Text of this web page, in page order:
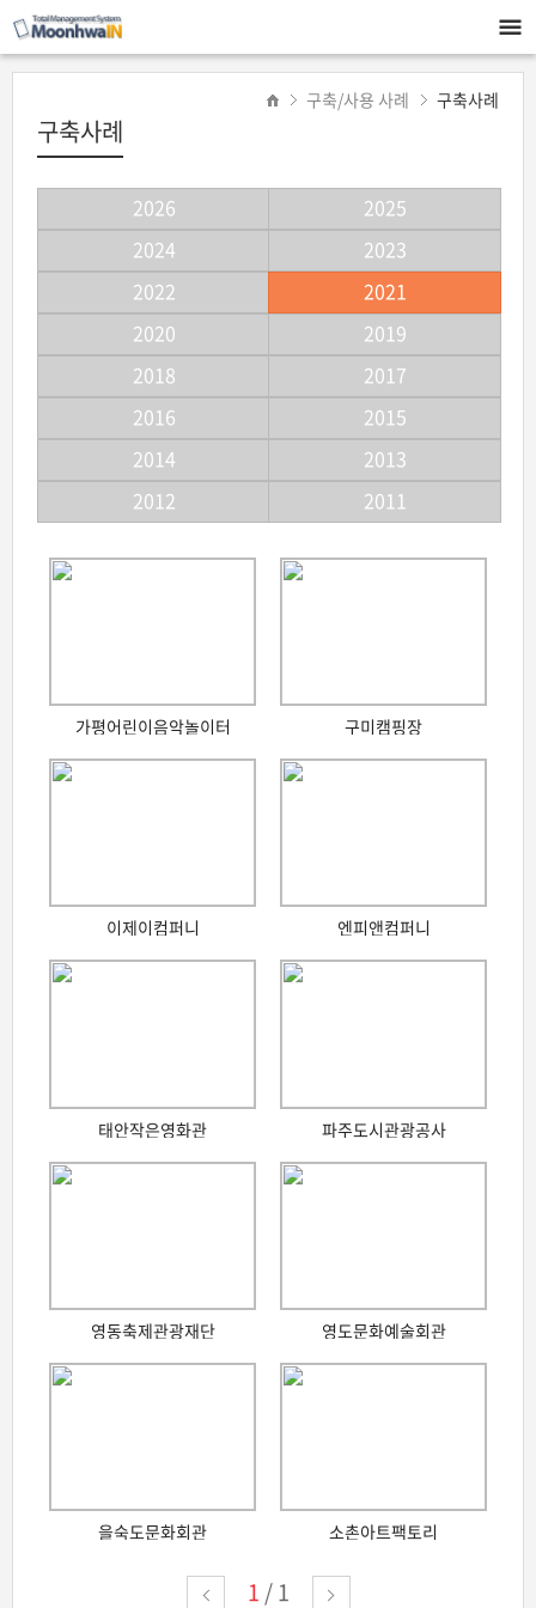
구축/사용 사례 구축사례
구축사례
2026
2025
2024
2023
2022
2021
2020
2019
2018
2017
2016
2015
2014
2013
2012
2011
가평어린이음악놀이터 구미캠핑장
이제이컴퍼니 엔피앤컴퍼니
태안작은영화관 파주도시관광공사
영동축제관광재단 영도문화예술회관
을숙도문화회관 소촌아트팩토리
1 / 1